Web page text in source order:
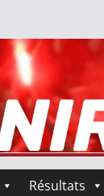
Résultats